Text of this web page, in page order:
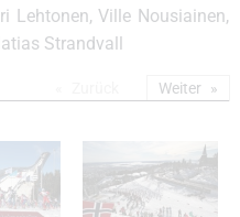
Lehtonen, Ville Nousiainen,
Strandvall
Weiter